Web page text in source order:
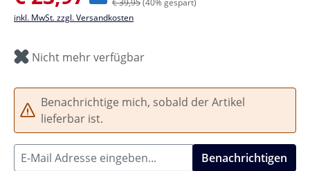
€ 39,95(40% gespart)
inkl. MwSt. zzgl. Versandkosten
Nicht mehr verfügbar
Benachrichtige mich, sobald der Artikel
lieferbar ist.
Benachrichtigen